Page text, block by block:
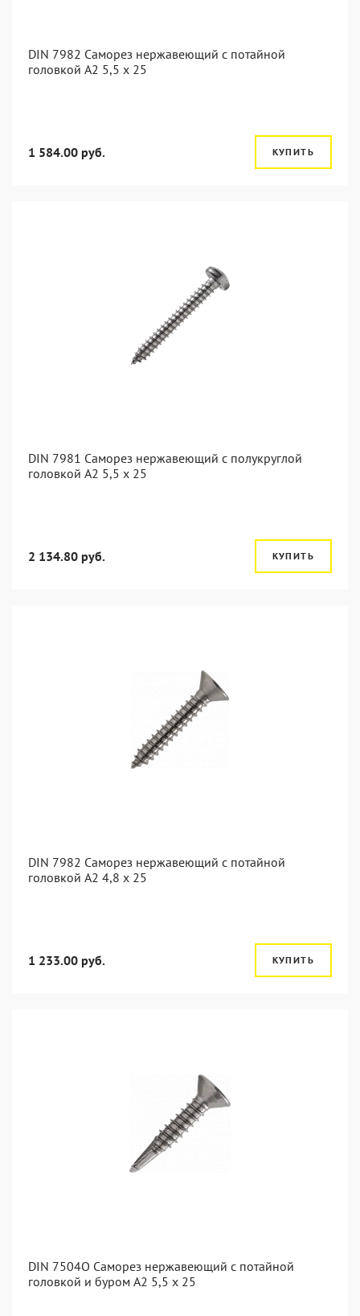
DIN 7982 Саморез нержавеющий с потайной
головкой А2 5,5 x 25
1 584.00 руб. КУПИТЬ
DIN 7981 Саморез нержавеющий с полукруглой
головкой А2 5,5 x 25
2 134.80 руб. КУПИТЬ
DIN 7982 Саморез нержавеющий с потайной
головкой А2 4,8 x 25
1 233.00 руб. КУПИТЬ
DIN 7504O Саморез нержавеющий с потайной
головкой и буром А2 5,5 x 25